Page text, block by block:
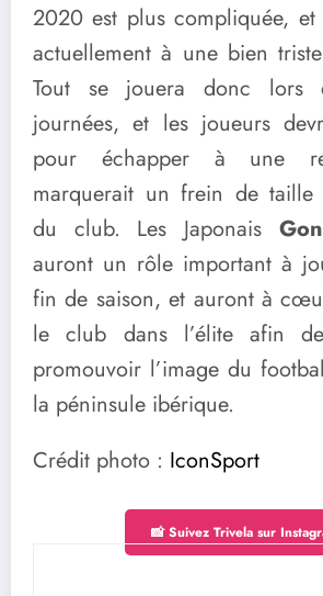
2020 est plus compliquée,
actuellement à une bien
Tout se jouera donc lors
journées, et les joueurs
pour échapper à une
marquerait un frein de taille
du club. Les Japonais
auront un rôle important à
fin de saison, et auront à
le club dans l’élite afin
promouvoir l’image du
la péninsule ibérique.
Crédit photo : IconSport
📸 Suivez Trivela sur